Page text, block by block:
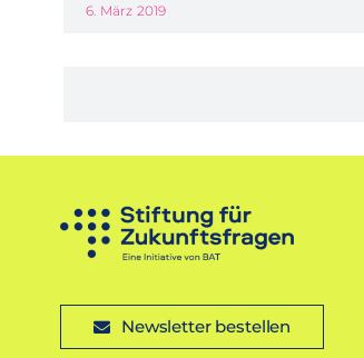
6. März 2019
Newsletter bestellen